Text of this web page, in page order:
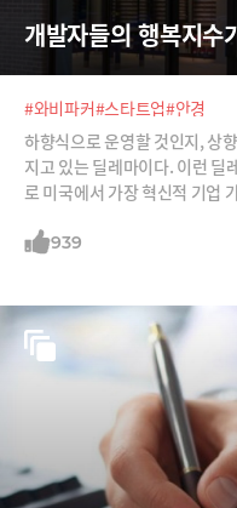
개발자들의 행복지수
#와비파커#스타트업#안경
하향식으로 운영할 것인지, 상
지고 있는 딜레마이다. 이런 딜
로 미국에서 가장 혁신적 기업
939